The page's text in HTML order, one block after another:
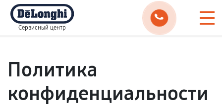
Сервисный центр
Политика
конфиденциальности